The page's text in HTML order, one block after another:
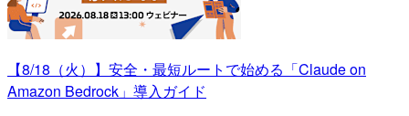
【8/18（火）】安全・最短ルートで始める「Claude on
Amazon Bedrock」導入ガイド